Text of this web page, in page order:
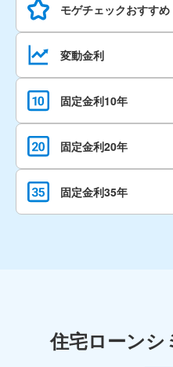
モゲチェックおすすめ
変動金利
固定金利10年
固定金利20年
固定金利35年
住宅ローンシ